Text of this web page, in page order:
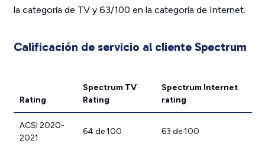
la categoría de TV y 63/100 en la categoría de Internet.
Calificación de servicio al cliente Spectrum
Rating
Spectrum TV
Rating
Spectrum Internet
rating
ACSI 2020-
2021
64 de 100 63 de 100